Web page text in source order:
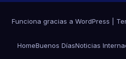
Funciona gracias a WordPress
HomeBuenos DíasNoticias